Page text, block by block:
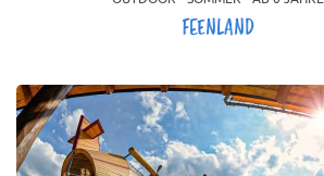
FEENLAND